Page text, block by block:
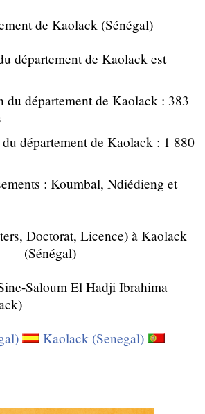
de Kaolack (Sénégal)
département de Kaolack est
du département de Kaolack : 383
département de Kaolack : 1 880
: Koumbal, Ndiédieng et
Doctorat, Licence) à Kaolack
(Sénégal)
Saloum El Hadji Ibrahima
Kaolack (Senegal)